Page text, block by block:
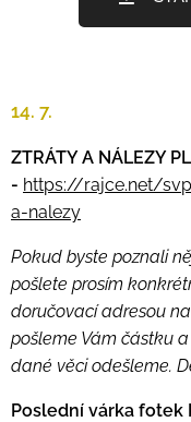
14. 7.
ZTRÁTY A NÁLEZY
- https://rajce.net/
a-nalezy
Pokud byste poznali
pošlete prosím
doručovací adresou
pošleme Vám částku
dané věci odešleme.
Poslední várka fotek